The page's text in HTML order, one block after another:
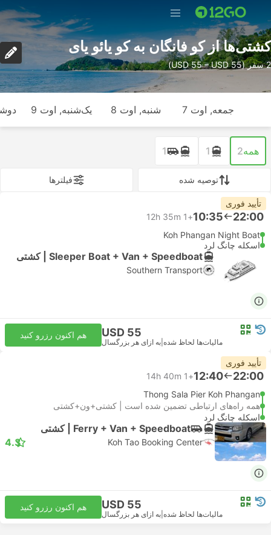
کشتی‌ها از کو فانگان به کو یائو یای
2 سفر (USD 55 – USD 55)
جمعه, اوت 7 شنبه, اوت 8 یک‌شنبه, اوت 9
همه2
1
1
توصیه شده فیلتر‌ها
تأیید فوری
22:00
10:35
+1
12h 35m
Koh Phangan Night Boat
اسکله چانگ لرد
Sleeper Boat + Van + Speedboat | کشتی
Southern Transport
USD 55
مالیات‌ها لحاظ شده به ازای هر بزرگسال
هم اکنون رزرو کنید
تأیید فوری
22:00
12:40
+1
14h 40m
Thong Sala Pier Koh Phangan
همه راه‌های ارتباطی تضمین شده است | کشتی+ون+کشتی
اسکله چانگ لرد
Ferry + Van + Speedboat | کشتی
Koh Tao Booking Center
4.3
USD 55
مالیات‌ها لحاظ شده به ازای هر بزرگسال
هم اکنون رزرو کنید